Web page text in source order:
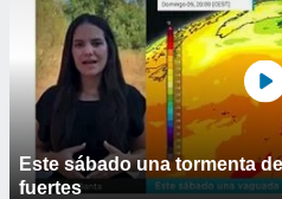
Este sábado una tormenta
fuertes